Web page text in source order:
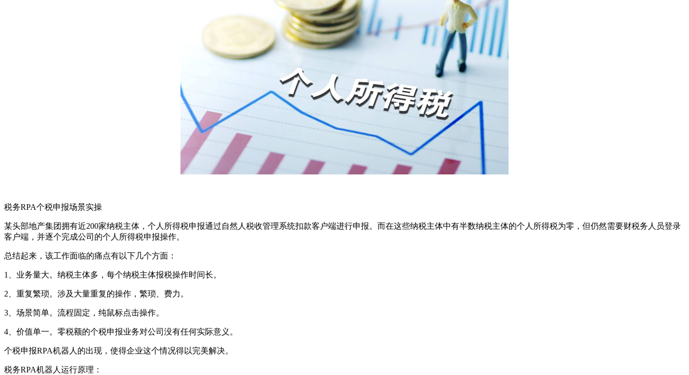
税务RPA个税申报场景实操
某头部地产集团拥有近200家纳税主体，个人所得税申报通过自然人税收管理系统扣款客户端进行申报。而在这些纳税主体中有半数纳税主体的个人所得税为零，但仍然需要财税务人员登录
客户端，并逐个完成公司的个人所得税申报操作。
总结起来，该工作面临的痛点有以下几个方面：
1、业务量大。纳税主体多，每个纳税主体报税操作时间长。
2、重复繁琐。涉及大量重复的操作，繁琐、费力。
3、场景简单。流程固定，纯鼠标点击操作。
4、价值单一。零税额的个税申报业务对公司没有任何实际意义。
个税申报RPA机器人的出现，使得企业这个情况得以完美解决。
税务RPA机器人运行原理：